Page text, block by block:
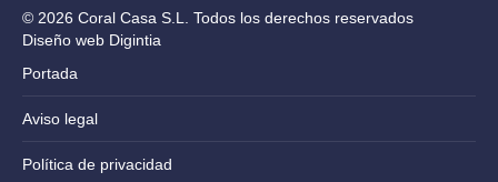
© 2026 Coral Casa S.L. Todos los derechos reservados
Diseño web Digintia
Portada
Aviso legal
Política de privacidad